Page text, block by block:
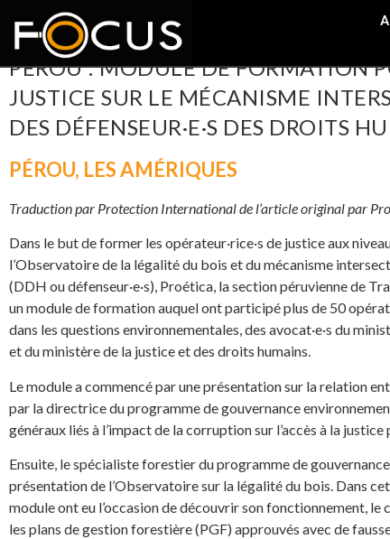
PÉROU : MODULE DE FORMATION
JUSTICE SUR LE MÉCANISME
DES DÉFENSEUR·E·S DES DROITS
PÉROU, LES AMÉRIQUES
Traduction par Protection International de l’article original par
Dans le but de former les opérateur·rice·s de justice aux
l’Observatoire de la légalité du bois et du mécanisme
(DDH ou défenseur·e·s), Proética, la section péruvienne de
un module de formation auquel ont participé plus de 50
dans les questions environnementales, des avocat·e·s du
et du ministère de la justice et des droits humains.
Le module a commencé par une présentation sur la relation
par la directrice du programme de gouvernance
généraux liés à l’impact de la corruption sur l’accès à la justice
Ensuite, le spécialiste forestier du programme de
présentation de l’Observatoire sur la légalité du bois. Dans
module ont eu l’occasion de découvrir son fonctionnement,
les plans de gestion forestière (PGF) approuvés avec de